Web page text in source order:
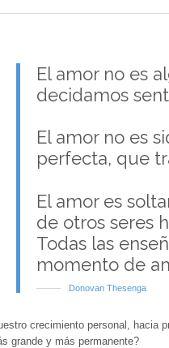
El amor no es
decidamos
El amor no es
perfecta, que
El amor es
de otros seres
Todas las
momento de
Donovan Thesenga
crecimiento personal, hacia
grande y más permanente?